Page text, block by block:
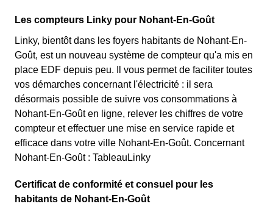
Les compteurs Linky pour Nohant-En-Goût
Linky, bientôt dans les foyers habitants de Nohant-En-
Goût, est un nouveau système de compteur qu'a mis en
place EDF depuis peu. Il vous permet de faciliter toutes
vos démarches concernant l'électricité : il sera
désormais possible de suivre vos consommations à
Nohant-En-Goût en ligne, relever les chiffres de votre
compteur et effectuer une mise en service rapide et
efficace dans votre ville Nohant-En-Goût. Concernant
Nohant-En-Goût : TableauLinky
Certificat de conformité et consuel pour les
habitants de Nohant-En-Goût